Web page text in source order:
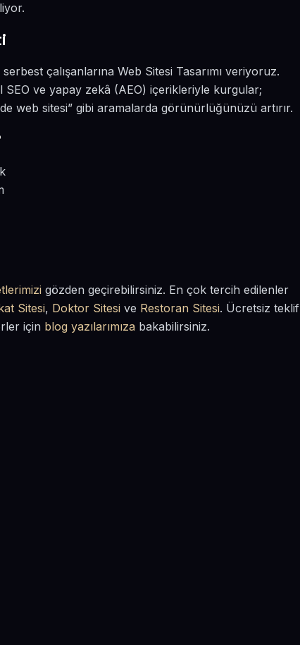
çalışanlarına Web Sitesi Tasarımı veriyoruz.
SEO ve yapay zekâ (AEO) içerikleriyle kurgular;
web sitesi” gibi aramalarda görünürlüğünüzü artırır.
gözden geçirebilirsiniz. En çok tercih edilenler
Sitesi, Doktor Sitesi ve Restoran Sitesi. Ücretsiz teklif
için blog yazılarımıza bakabilirsiniz.